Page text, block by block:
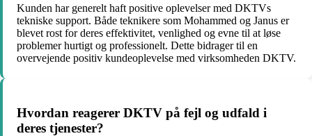
Kunden har generelt haft positive oplevelser med DKTVs
tekniske support. Både teknikere som Mohammed og Janus er
blevet rost for deres effektivitet, venlighed og evne til at løse
problemer hurtigt og professionelt. Dette bidrager til en
overvejende positiv kundeoplevelse med virksomheden DKTV.
Hvordan reagerer DKTV på fejl og udfald i
deres tjenester?